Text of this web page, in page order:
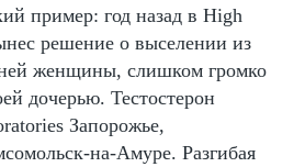
пример: год назад в High
решение о выселении из
женщины, слишком громко
дочерью. Тестостерон
Запорожье,
на-Амуре. Разгибая